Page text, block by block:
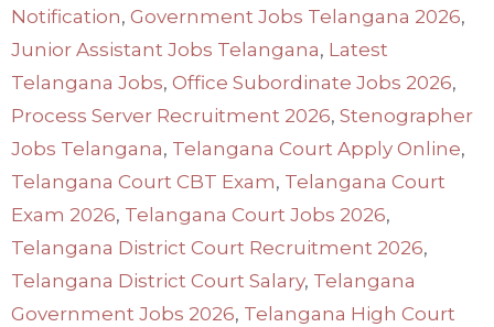
Notification, Government Jobs Telangana 2026,
Junior Assistant Jobs Telangana, Latest
Telangana Jobs, Office Subordinate Jobs 2026,
Process Server Recruitment 2026, Stenographer
Jobs Telangana, Telangana Court Apply Online,
Telangana Court CBT Exam, Telangana Court
Exam 2026, Telangana Court Jobs 2026,
Telangana District Court Recruitment 2026,
Telangana District Court Salary, Telangana
Government Jobs 2026, Telangana High Court